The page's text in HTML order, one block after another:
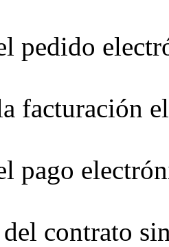
pedido
facturación
pago
del contrato